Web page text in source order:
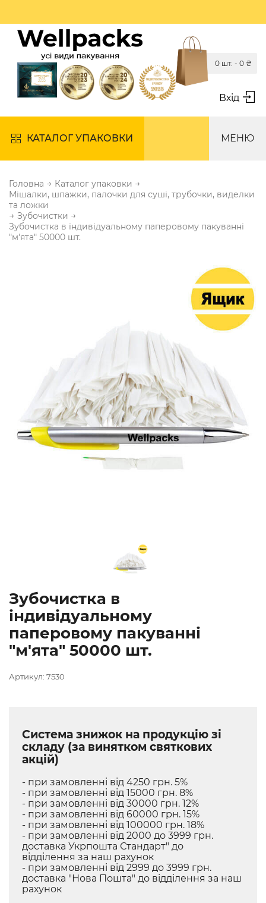
Вхід
0 шт. - 0 ₴
КАТАЛОГ УПАКОВКИ МЕНЮ
Головна → Каталог упаковки →
Мішалки, шпажки, палочки для суші, трубочки, виделки
та ложки
→ Зубочистки →
Зубочистка в індивідуальному паперовому пакуванні
"м'ята" 50000 шт.
Зубочистка в
індивідуальному
паперовому пакуванні
"м'ята" 50000 шт.
Артикул: 7530
Система знижок на продукцію зі
складу (за винятком святкових
акцій)
- при замовленні від 4250 грн. 5%
- при замовленні від 15000 грн. 8%
- при замовленні від 30000 грн. 12%
- при замовленні від 60000 грн. 15%
- при замовленні від 100000 грн. 18%
- при замовленні від 2000 до 3999 грн.
доставка Укрпошта Стандарт" до
відділення за наш рахунок
- при замовленні від 2999 до 3999 грн.
доставка "Нова Пошта" до відділення за наш
рахунок